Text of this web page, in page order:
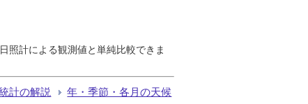
照計による観測値と単純比較できま
計の解説 年・季節・各月の天候